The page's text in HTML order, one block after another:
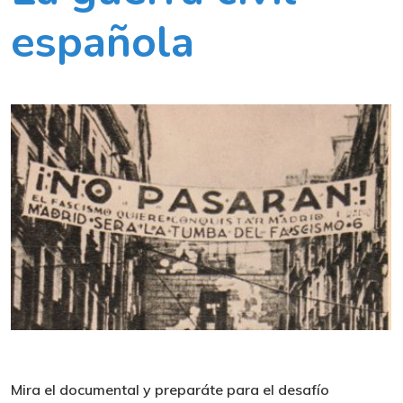
española
Mira el documental y preparáte para el desafío